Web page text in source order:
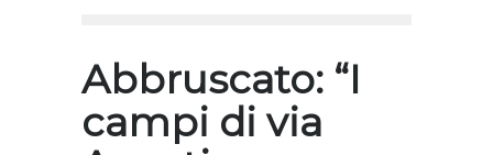
Abbruscato: “I
campi di via